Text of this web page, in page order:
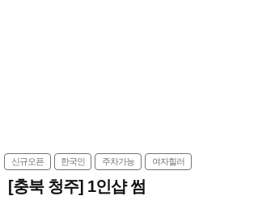
신규오픈 한국인 주차가능 여자힐러
[충북 청주] 1인샵 썸